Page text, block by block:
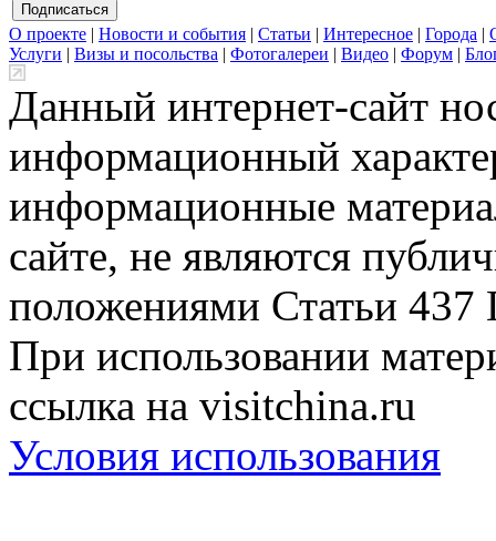
О проекте | Новости и события | Статьи | Интересное | Города |
Услуги | Визы и посольства | Фотогалереи | Видео | Форум |
Данный интернет-сайт
информационный
информационные
сайте, не являются
положениями Статьи 437
При использовании
ссылка на visitchina.ru
Условия использования